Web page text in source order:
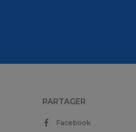
PARTAGER
Facebook